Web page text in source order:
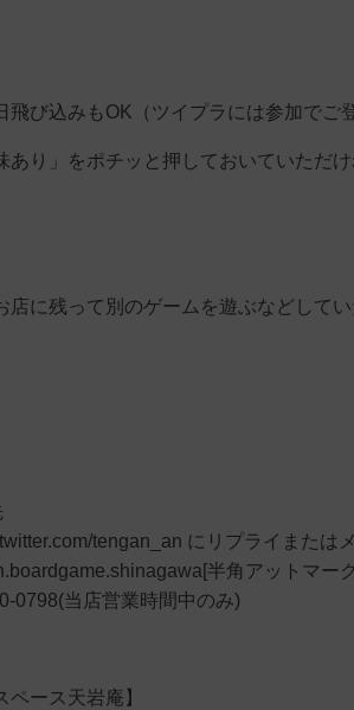
飛び込みもOK（ツイプラには参加でご
あり」をポチッと押しておいていただ
店に残って別のゲームを遊ぶなどして
tengan_an にリプライまたは
半角アットマー
0798(当店営業時間中のみ)
ペース天岩庵】